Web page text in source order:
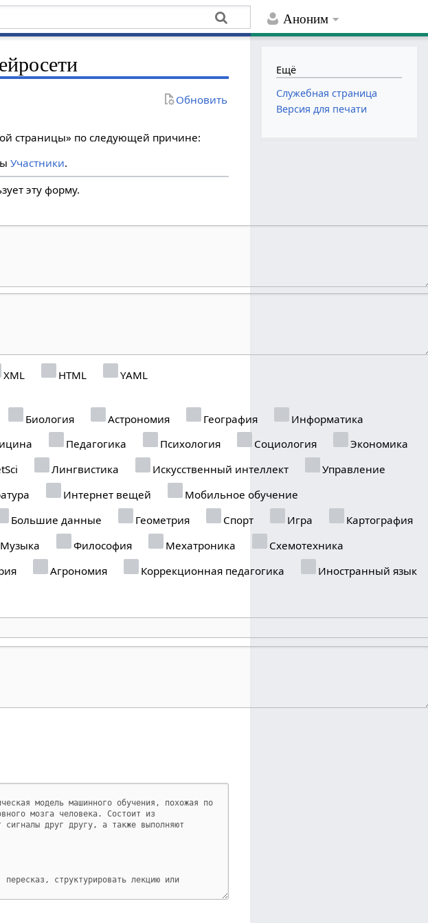
Аноним
Обновить
страницы» по следующей причине:
Участники.
эту форму.
XML HTML
YAML
Биология Астрономия География
Информатика
Педагогика Психология Социология
Экономика
Лингвистика Искусственный интеллект
Управление
Интернет вещей
Мобильное обучение
Большие данные Геометрия Спорт Игра
Картография
Философия Мехатроника
Схемотехника
Агрономия Коррекционная педагогика
Иностранный язык
Ещё
Служебная страница
Версия для печати